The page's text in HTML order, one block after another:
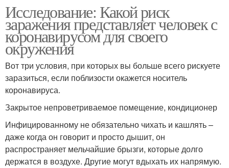
Исследование: Какой риск
заражения представляет человек с
коронавирусом для своего
окружения
Вот три условия, при которых вы больше всего рискуете
заразиться, если поблизости окажется носитель
коронавируса.
Закрытое непроветриваемое помещение, кондиционер
Инфицированному не обязательно чихать и кашлять –
даже когда он говорит и просто дышит, он
распространяет мельчайшие брызги, которые долго
держатся в воздухе. Другие могут вдыхать их напрямую.